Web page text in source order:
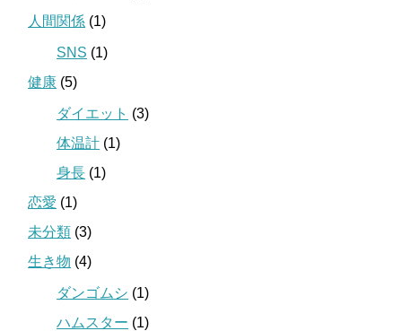
人間関係 (1)
SNS (1)
健康 (5)
ダイエット (3)
体温計 (1)
身長 (1)
恋愛 (1)
未分類 (3)
生き物 (4)
ダンゴムシ (1)
ハムスター (1)